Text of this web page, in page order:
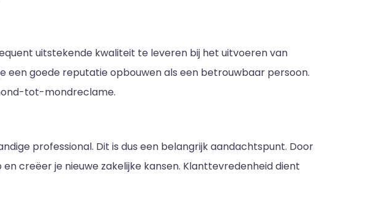
uitstekende kwaliteit te leveren bij het uitvoeren van
een goede reputatie opbouwen als een betrouwbaar persoon.
tot-mondreclame.
professional. Dit is dus een belangrijk aandachtspunt. Door
creëer je nieuwe zakelijke kansen. Klanttevredenheid dient